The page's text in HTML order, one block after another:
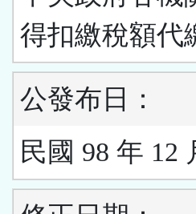
得扣繳稅額代
公發布日：
民國 98 年 12